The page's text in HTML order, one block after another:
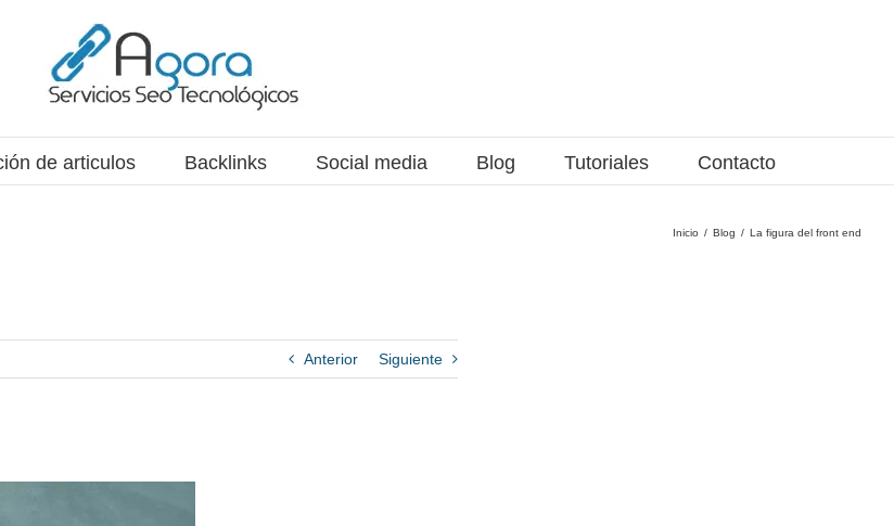
de articulos Backlinks Social media Blog Tutoriales Contacto
Inicio Blog La figura del front end
Anterior Siguiente